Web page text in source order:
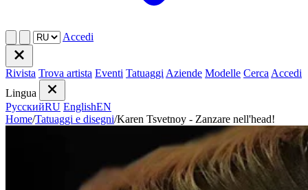
Accedi
Rivista Trova artista Eventi Tatuaggi Aziende Modelle Cerca Accedi
Lingua
РусскийRU EnglishEN
Home/Tatuaggi e disegni/Karen Tsvetnoy - Zanzare nell'head!